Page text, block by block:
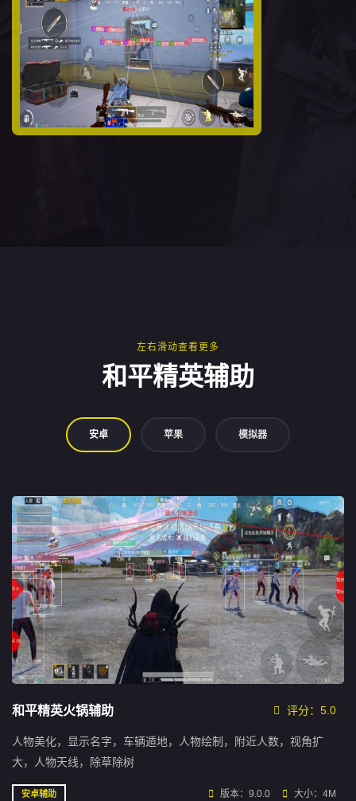
左右滑动查看更多
和平精英辅助
安卓 苹果 模拟器
和平精英火锅辅助 评分：5.0
人物美化，显示名字，车辆遁地，人物绘制，附近人数，视角扩
大，人物天线，除草除树
安卓辅助 版本：9.0.0 大小：4M